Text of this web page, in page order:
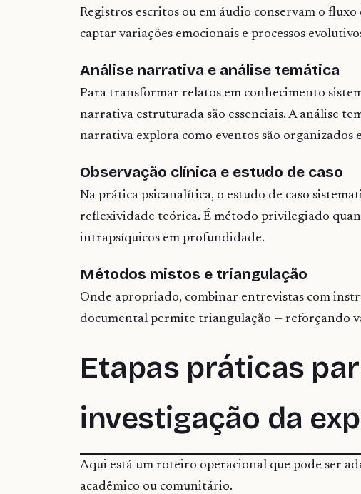
Registros escritos ou em áudio conservam o
captar variações emocionais e processos
Análise narrativa e análise temática
Para transformar relatos em conhecimento
narrativa estruturada são essenciais. A análise
narrativa explora como eventos são organizados
Observação clínica e estudo de caso
Na prática psicanalítica, o estudo de caso
reflexividade teórica. É método privilegiado
intrapsíquicos em profundidade.
Métodos mistos e triangulação
Onde apropriado, combinar entrevistas com
documental permite triangulação — reforçando
Etapas práticas
investigação da
Aqui está um roteiro operacional que pode ser
acadêmico ou comunitário.